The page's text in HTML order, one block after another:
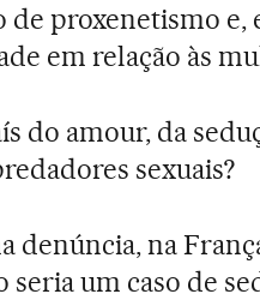
de proxenetismo
em relação às
do amour, da
sexuais?
denúncia, na
um caso de